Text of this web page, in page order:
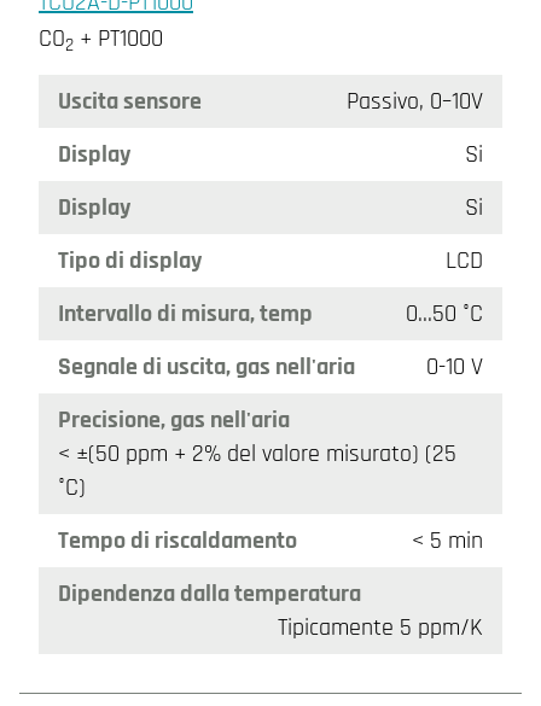
CO2 + PT1000
Uscita sensore
Passivo, 0–10V
Display
Si
Display
Si
Tipo di display
LCD
Intervallo di misura, temp
0…50 °C
Segnale di uscita, gas nell'aria
0-10 V
Precisione, gas nell'aria
< ±(50 ppm + 2% del valore misurato) (25
°C)
Tempo di riscaldamento
< 5 min
Dipendenza dalla temperatura
Tipicamente 5 ppm/K